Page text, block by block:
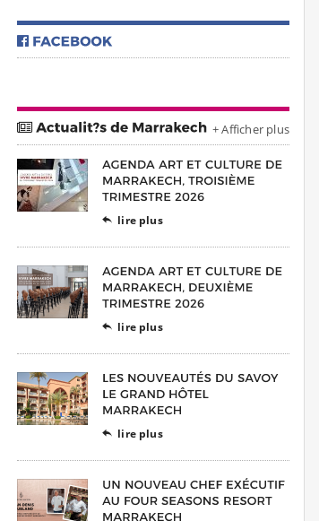
+ Afficher plus
 lire plus
 lire plus
 lire plus